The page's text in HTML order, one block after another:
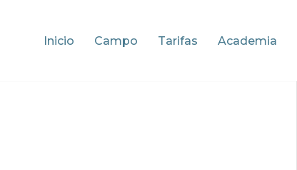
Inicio Campo Tarifas Academia